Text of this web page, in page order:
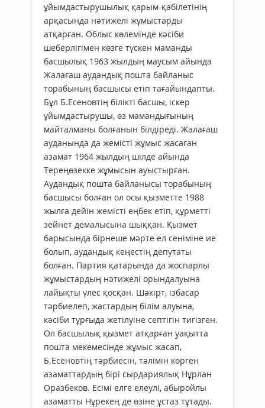
ұйымдастырушылық қарым-қабілетінің
арқасында нәтижелі жұмыстарды
атқарған. Облыс көлемінде кәсіби
шеберлігімен көзге түскен маманды
басшылық 1963 жылдың маусым айында
Жалағаш аудандық пошта байланыс
торабының басшысы етіп тағайындапты.
Бұл Б.Есеновтің білікті басшы, іскер
ұйымдастырушы, өз мамандығының
майталманы болғанын білдіреді. Жалағаш
ауданында да жемісті жұмыс жасаған
азамат 1964 жылдың шілде айында
Тереңөзекке жұмысын ауыстырған.
Аудандық пошта байланысы торабының
басшысы болған ол осы қызметте 1988
жылға дейін жемісті еңбек етіп, құрметті
зейнет демалысына шыққан. Қызмет
барысында бірнеше мәрте ел сеніміне ие
болып, аудандық кеңестің депутаты
болған. Партия қатарында да жоспарлы
жұмыстардың нәтижелі орындалуына
лайықты үлес қосқан. Шәкірт, ізбасар
тәрбиелеп, жастардың білім алуына,
кәсіби тұрғыда жетілуіне септігін тигізген.
Ол басшылық қызмет атқарған уақытта
пошта мекемесінде жұмыс жасап,
Б.Есеновтің тәрбиесін, тәлімін көрген
азаматтардың бірі сырдариялық Нұрлан
Оразбеков. Есімі елге елеулі, абыройлы
азаматты Нұрекең де өзіне ұстаз тұтады.